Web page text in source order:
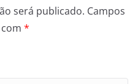
será publicado. Campos
*